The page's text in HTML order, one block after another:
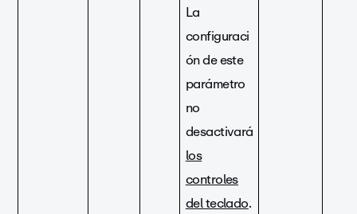
La
configuraci
ón de este
parámetro
no
desactivará
los
controles
del teclado.